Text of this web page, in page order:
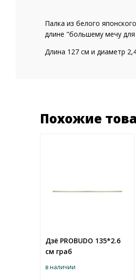
Палка из белого
длине "большему мечу
Длина 127 см и диаметр
Похожие
Дзё PROBUDO 135*2.6
см граб
в наличии